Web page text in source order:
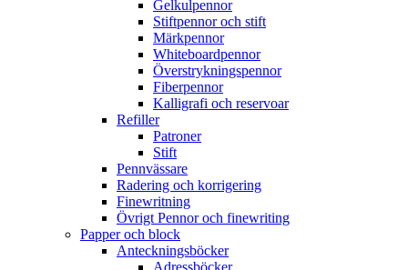
Gelkulpennor
Stiftpennor och stift
Märkpennor
Whiteboardpennor
Överstrykningspennor
Fiberpennor
Kalligrafi och reservoar
Refiller
Patroner
Stift
Pennvässare
Radering och korrigering
Finewritning
Övrigt Pennor och finewriting
Papper och block
Anteckningsböcker
Adressböcker